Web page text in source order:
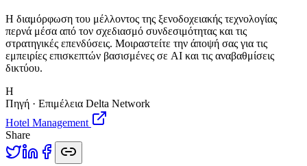
Η διαμόρφωση του μέλλοντος της ξενοδοχειακής τεχνολογίας
περνά μέσα από τον σχεδιασμό συνδεσιμότητας και τις
στρατηγικές επενδύσεις. Μοιραστείτε την άποψή σας για τις
εμπειρίες επισκεπτών βασισμένες σε AI και τις αναβαθμίσεις
δικτύου.
H
Πηγή · Επιμέλεια Delta Network
Hotel Management
Share